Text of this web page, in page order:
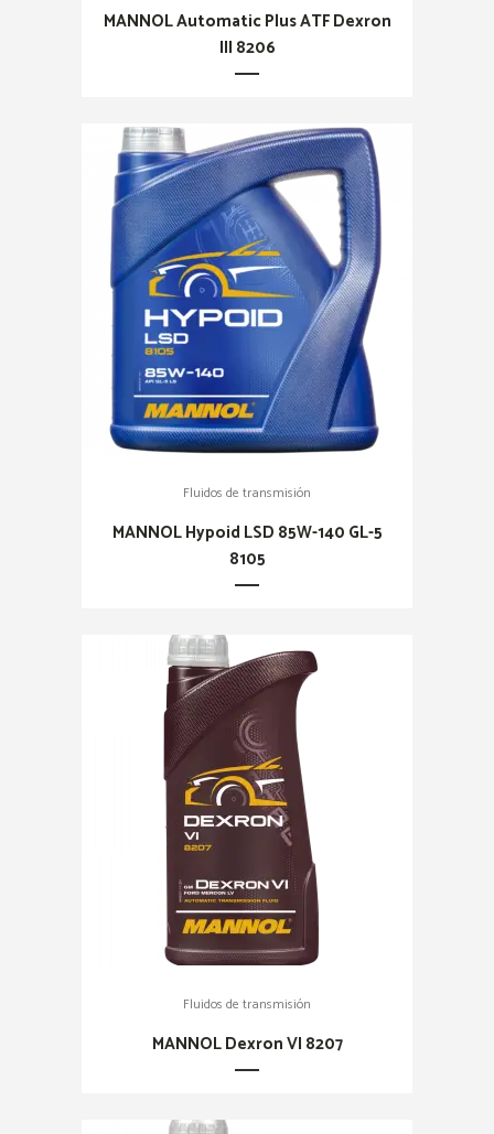
MANNOL Automatic Plus ATF Dexron
III 8206
Fluidos de transmisión
MANNOL Hypoid LSD 85W-140 GL-5
8105
Fluidos de transmisión
MANNOL Dexron VI 8207